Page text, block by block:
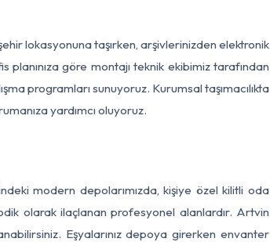
lokasyonuna taşırken, arşivlerinizden elektronik
göre montajı teknik ekibimiz tarafından
programları sunuyoruz. Kurumsal taşımacılıkta
yardımcı oluyoruz.
modern depolarımızda, kişiye özel kilitli oda
olarak ilaçlanan profesyonel alanlardır. Artvin
Eşyalarınız depoya girerken envanter